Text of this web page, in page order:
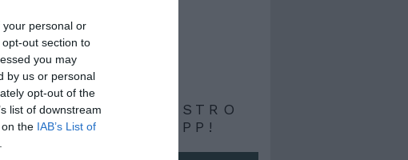
personal or
out section to
you may
by us or personal
opt-out of the
list of downstream
the IAB’s List of
ISCRIVITI AL NOSTRO
CANALE WHATSAPP!